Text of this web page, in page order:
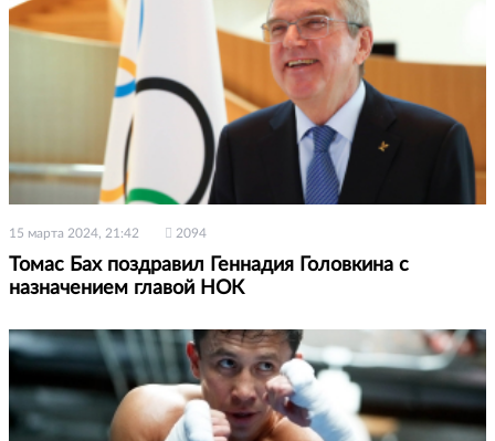
15 марта 2024, 21:42 2094
Томас Бах поздравил Геннадия Головкина с
назначением главой НОК